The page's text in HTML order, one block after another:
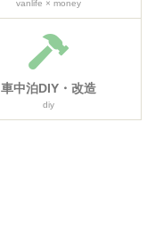
vanlife × money
車中泊DIY・改造
diy